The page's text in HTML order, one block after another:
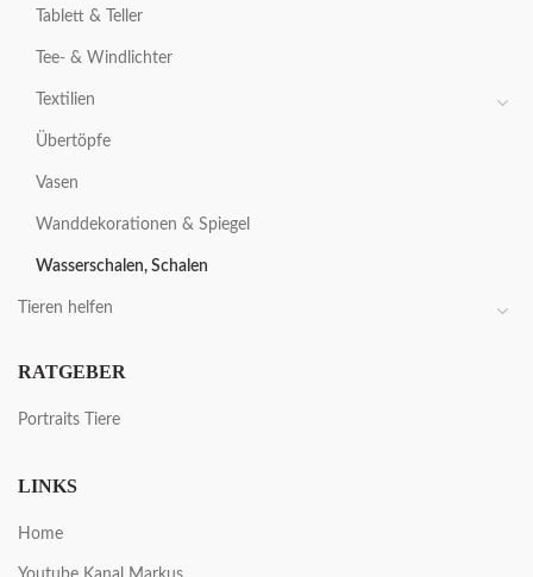
Tablett & Teller
Tee- & Windlichter
Textilien
Übertöpfe
Vasen
Wanddekorationen & Spiegel
Wasserschalen, Schalen
Tieren helfen
RATGEBER
Portraits Tiere
LINKS
Home